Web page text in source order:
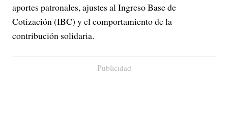
aportes patronales, ajustes al Ingreso Base de
Cotización (IBC) y el comportamiento de la
contribución solidaria.
Publicidad